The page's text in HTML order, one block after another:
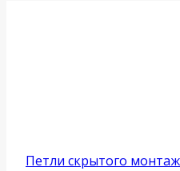
Петли скрытого